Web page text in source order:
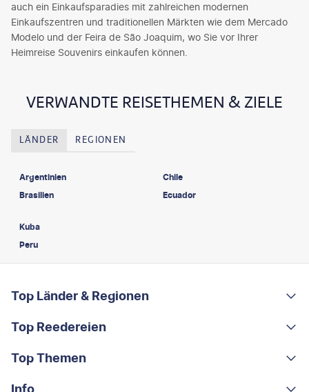
auch ein Einkaufsparadies mit zahlreichen modernen
Einkaufszentren und traditionellen Märkten wie dem Mercado
Modelo und der Feira de São Joaquim, wo Sie vor Ihrer
Heimreise Souvenirs einkaufen können.
VERWANDTE REISETHEMEN & ZIELE
LÄNDER REGIONEN
Argentinien
Brasilien
Chile
Ecuador
Kuba
Peru
Footer navigation
Top Länder & Regionen
Portugal
Albanien
Griechenland
Top Reedereien
AIDA
MSC Cruises
Top Themen